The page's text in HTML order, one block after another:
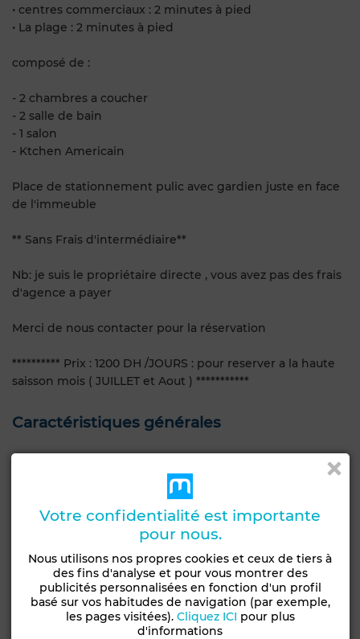
• centres commerciaux : 2 minutes à pied
• La plage : 2 minutes à pied
composé de :
- 2 chambres a coucher
- 2 salle de bain
- 1 salon
- Ktchen Americain
Place de stationnement pulic avec gardien juste en face
de l'immeuble
** Sans Frais d'intermédiaire**
Nb: je suis le propriétaire directe , vous avez pas des frais
d'agence a payer
Merci de nous contacter pour la réservation
********** Prix : 1200 DH /JOURS : pour reserver a la haute
saisson mois ( JUILLET et Aout ) ***********
Caractéristiques générales
Bon état / habitable
1er Carrelage
Façade extérieure Salon Marocain
Antenne parabolique Climatisation Sécurité
Double vitrage Porte blindée Cuisine équipée
Votre confidentialité est importante
pour nous.
Nous utilisons nos propres cookies et ceux de tiers à
des fins d'analyse et pour vous montrer des
publicités personnalisées en fonction d'un profil
basé sur vos habitudes de navigation (par exemple,
les pages visitées). Cliquez ICI pour plus
d'informations